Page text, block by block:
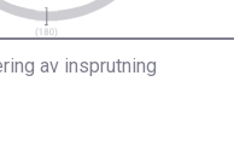
av insprutning